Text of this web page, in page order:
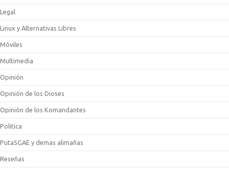
Legal
Linux y Alternativas Libres
Móviles
Multimedia
Opinión
Opinión de los Dioses
Opinión de los Komandantes
Politica
PutaSGAE y demas alimañas
Reseñas